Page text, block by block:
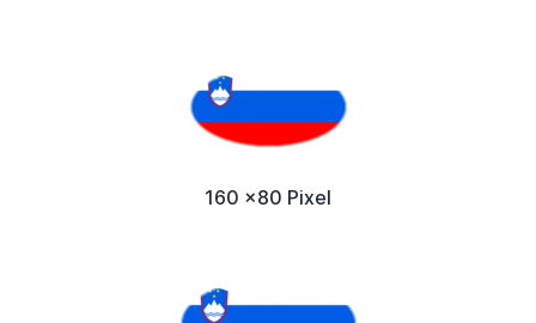
160 x80 Pixel